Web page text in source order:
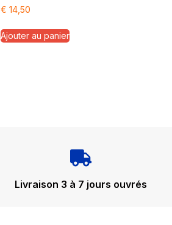
€ 14,50
Ajouter au panier
Livraison 3 à 7 jours ouvrés